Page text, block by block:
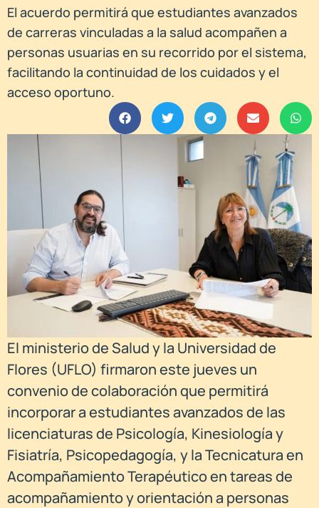
El acuerdo permitirá que estudiantes avanzados
de carreras vinculadas a la salud acompañen a
personas usuarias en su recorrido por el sistema,
facilitando la continuidad de los cuidados y el
acceso oportuno.
El ministerio de Salud y la Universidad de
Flores (UFLO) firmaron este jueves un
convenio de colaboración que permitirá
incorporar a estudiantes avanzados de las
licenciaturas de Psicología, Kinesiología y
Fisiatría, Psicopedagogía, y la Tecnicatura en
Acompañamiento Terapéutico en tareas de
acompañamiento y orientación a personas